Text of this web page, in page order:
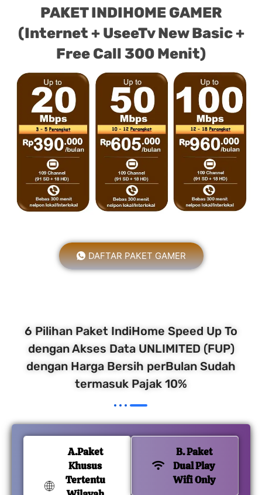
PAKET INDIHOME GAMER
(Internet + UseeTv New Basic +
Free Call 300 Menit)
DAFTAR PAKET GAMER
6 Pilihan Paket IndiHome Speed Up To
dengan Akses Data UNLIMITED (FUP)
dengan Harga Bersih perBulan Sudah
termasuk Pajak 10%
A.Paket
Khusus
Tertentu
B. Paket
Dual Play
Wifi Only